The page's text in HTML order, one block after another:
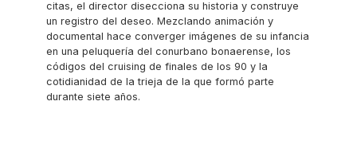
citas, el director disecciona su historia y construye
un registro del deseo. Mezclando animación y
documental hace converger imágenes de su infancia
en una peluquería del conurbano bonaerense, los
códigos del cruising de finales de los 90 y la
cotidianidad de la trieja de la que formó parte
durante siete años.